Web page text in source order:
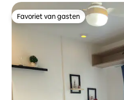
Favoriet van gasten
Favoriet van gasten